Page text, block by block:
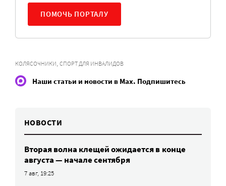
ПОМОЧЬ ПОРТАЛУ
КОЛЯСОЧНИКИ, СПОРТ ДЛЯ ИНВАЛИДОВ
Наши статьи и новости в Max. Подпишитесь
НОВОСТИ
Вторая волна клещей ожидается в конце
августа — начале сентября
7 авг, 19:25